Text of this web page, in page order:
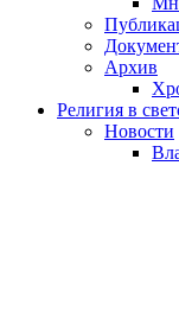
Архив
Религия в
Новости